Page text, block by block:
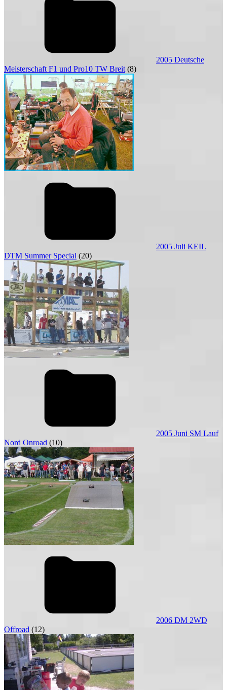
2005 Deutsche
Meisterschaft F1 und Pro10 TW Breit (8)
2005 Juli KEIL
DTM Summer Special (20)
2005 Juni SM Lauf
Nord Onroad (10)
2006 DM 2WD
Offroad (12)